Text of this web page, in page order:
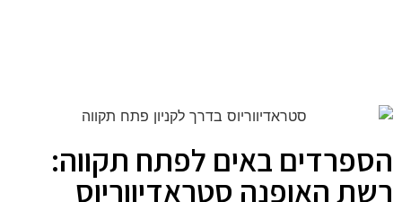
הספרדים באים לפתח תקווה:
רשת האופנה סטראדיווריוס